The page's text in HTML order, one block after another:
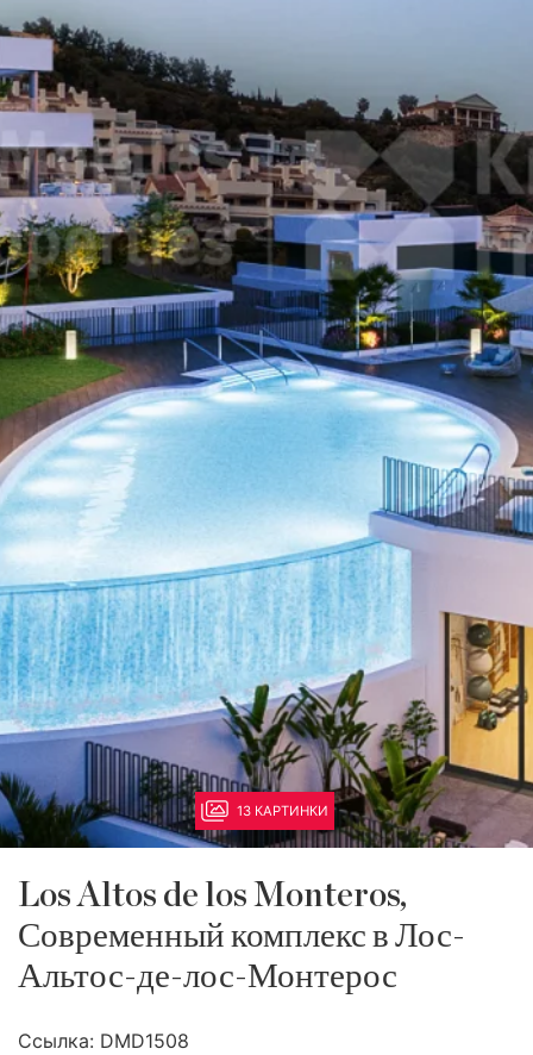
13 КАРТИНКИ
Los Altos de los Monteros,
Современный комплекс в Лос-
Альтос-де-лос-Монтерос
Ссылка: DMD1508